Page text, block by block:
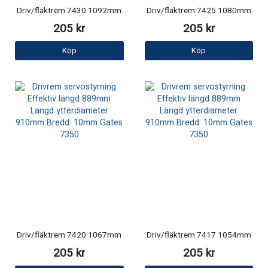
Driv/fläktrem 7430 1092mm
205 kr
Köp
Driv/fläktrem 7425 1080mm
205 kr
Köp
Driv/fläktrem 7420 1067mm
205 kr
Driv/fläktrem 7417 1054mm
205 kr